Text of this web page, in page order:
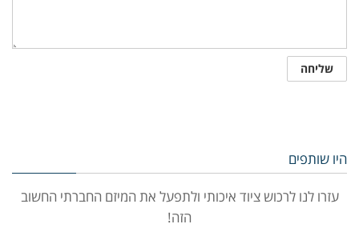
היו שותפים
עזרו לנו לרכוש ציוד איכותי ולתפעל את המיזם החברתי החשוב
הזה!